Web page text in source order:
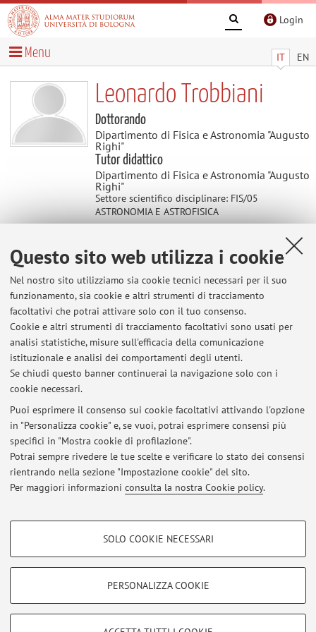
Questo sito web utilizza i cookie
Nel nostro sito utilizziamo sia cookie tecnici necessari per il suo
funzionamento, sia cookie e altri strumenti di tracciamento
facoltativi che potrai attivare solo con il tuo consenso.
Cookie e altri strumenti di tracciamento facoltativi sono usati per
analisi statistiche, misure sull'efficacia della comunicazione
istituzionale e analisi dei comportamenti degli utenti.
Se chiudi questo banner continuerai la navigazione solo con i
cookie necessari.
Puoi esprimere il consenso sui cookie facoltativi attivando l'opzione
in "Personalizza cookie" e, se vuoi, potrai esprimere consensi più
specifici in "Mostra cookie di profilazione".
Potrai sempre rivedere le tue scelte e verificare lo stato dei consensi
rientrando nella sezione "Impostazione cookie" del sito.
Per maggiori informazioni consulta la nostra Cookie policy.
COOKIE DI PROFILAZIONE - FACOLTATIVI
COOKIE TECNICI - NECESSARI
SOLO COOKIE NECESSARI
PERSONALIZZA COOKIE
Login
IT EN
Menu
Leonardo Trobbiani
Dottorando
Dipartimento di Fisica e Astronomia "Augusto
Righi"
Tutor didattico
Dipartimento di Fisica e Astronomia "Augusto
Righi"
Settore scientifico disciplinare: FIS/05
ASTRONOMIA E ASTROFISICA
Contatti
E-mail: leonardo.trobbiani2@unibo.it
Dipartimento di Fisica e Astronomia "Augusto Righi"
Viale Berti Pichat 6/2, Bologna -
Vai alla mappa
Ultimi avvisi
Al momento non sono presenti avvisi.
Area riservata
Accedi tramiteloginper gestire tutti i contenuti del sito.